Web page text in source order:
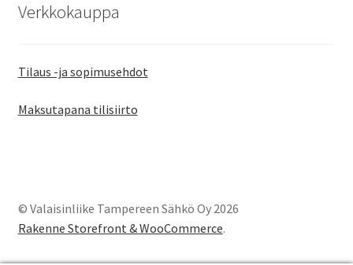
Verkkokauppa
Tilaus -ja sopimusehdot
Maksutapana tilisiirto
© Valaisinliike Tampereen Sähkö Oy 2026
Rakenne Storefront & WooCommerce.